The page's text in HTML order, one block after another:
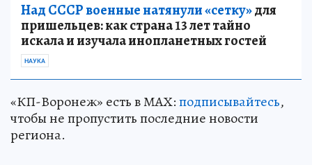
Над СССР военные натянули «сетку»для
пришельцев: как страна 13 лет тайно
искала и изучала инопланетных гостей
НАУКА
«КП-Воронеж» есть в МАХ:подписывайтесь,
чтобы не пропустить последние новости
региона.